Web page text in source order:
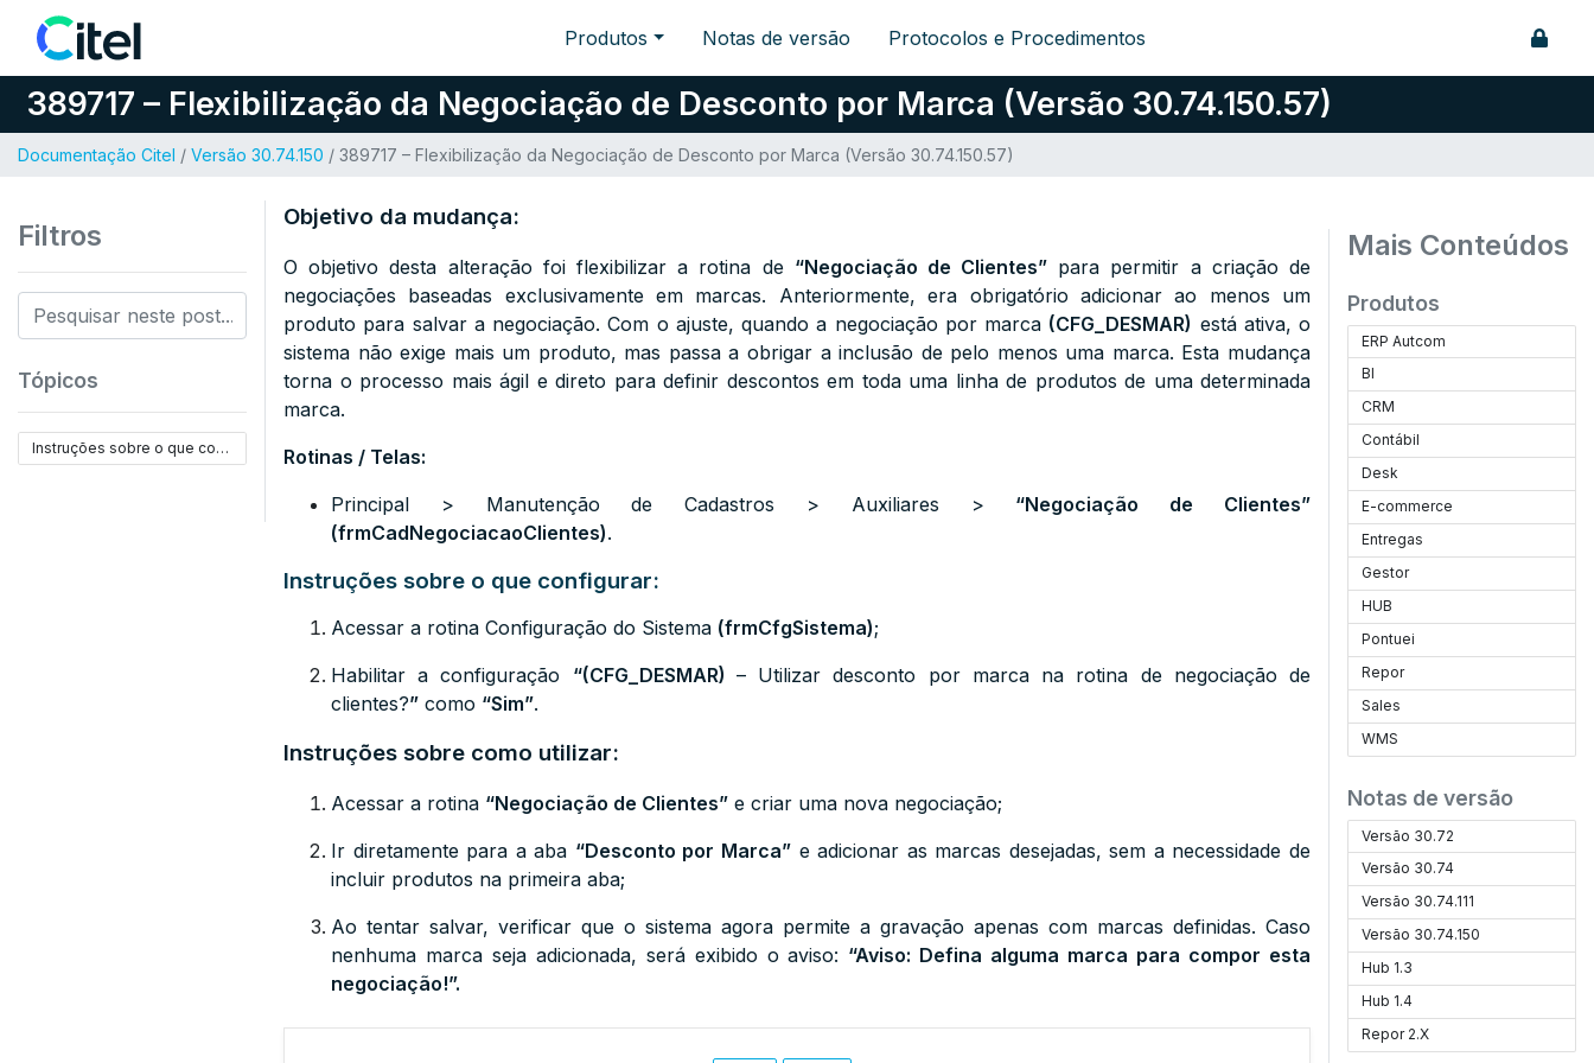
Pular para o conteúdo Produtos Notas de versão Protocolos e Procedimentos
389717 – Flexibilização da Negociação de Desconto por Marca (Versão 30.74.150.57)
Documentação Citel / Versão 30.74.150 / 389717 – Flexibilização da Negociação de Desconto por Marca (Versão 30.74.150.57)
Filtros
Tópicos
Instruções sobre o que configurar:
Objetivo da mudança:
O objetivo desta alteração foi flexibilizar a rotina de “Negociação de Clientes” para permitir a criação de
negociações baseadas exclusivamente em marcas. Anteriormente, era obrigatório adicionar ao menos um
produto para salvar a negociação. Com o ajuste, quando a negociação por marca (CFG_DESMAR) está ativa, o
sistema não exige mais um produto, mas passa a obrigar a inclusão de pelo menos uma marca. Esta mudança
torna o processo mais ágil e direto para definir descontos em toda uma linha de produtos de uma determinada
marca.
Rotinas / Telas:
Principal > Manutenção de Cadastros > Auxiliares > “Negociação de Clientes”
(frmCadNegociacaoClientes).
Instruções sobre o que configurar:
Acessar a rotina Configuração do Sistema (frmCfgSistema);
Habilitar a configuração “(CFG_DESMAR) – Utilizar desconto por marca na rotina de negociação de
clientes?” como “Sim”.
Instruções sobre como utilizar:
Acessar a rotina “Negociação de Clientes” e criar uma nova negociação;
Ir diretamente para a aba “Desconto por Marca”e adicionar as marcas desejadas, sem a necessidade de
incluir produtos na primeira aba;
Ao tentar salvar, verificar que o sistema agora permite a gravação apenas com marcas definidas. Caso
nenhuma marca seja adicionada, será exibido o aviso: “Aviso: Defina alguma marca para compor esta
negociação!”.
Mais Conteúdos
Produtos
ERP Autcom
BI
CRM
Contábil
Desk
E-commerce
Entregas
Gestor
HUB
Pontuei
Repor
Sales
WMS
Notas de versão
Versão 30.72
Versão 30.74
Versão 30.74.111
Versão 30.74.150
Hub 1.3
Hub 1.4
Repor 2.X